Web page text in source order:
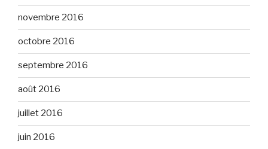
novembre 2016
octobre 2016
septembre 2016
août 2016
juillet 2016
juin 2016